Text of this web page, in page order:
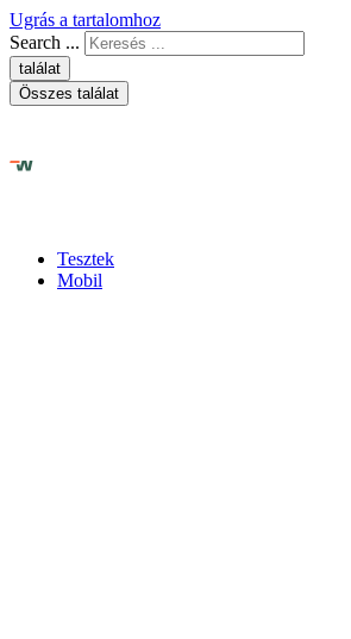
Ugrás a tartalomhoz
Search ...
találat
Összes találat
Tesztek
Mobil